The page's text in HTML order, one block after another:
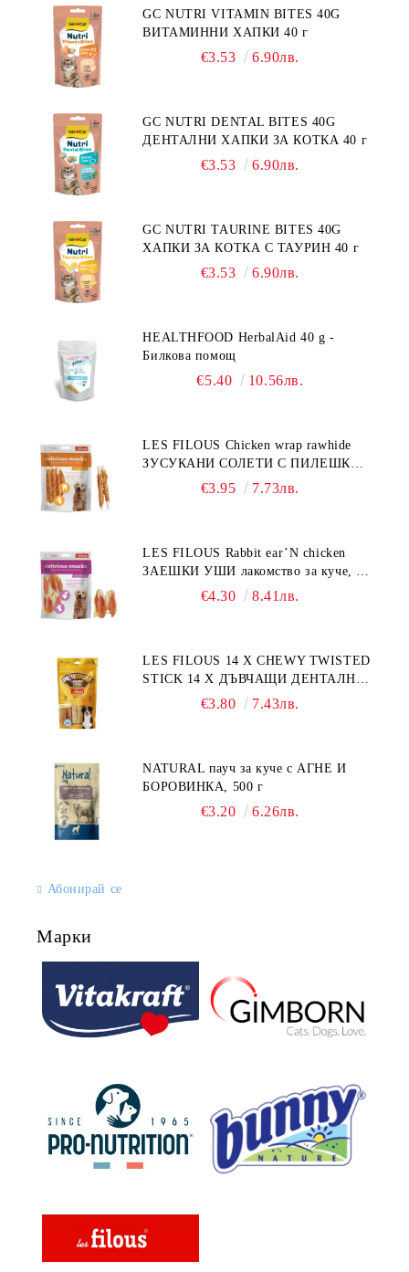
НЕПОНОСИМОСТТА КЪМ НЯКОИ
СЪСТАВКИ И ХРАНИ
GC NUTRI VITAMIN BITES 40G
ВИТАМИННИ ХАПКИ 40 г
€3.53 6.90лв.
GC NUTRI DENTAL BITES 40G
ДЕНТАЛНИ ХАПКИ ЗА КОТКА 40 г
€3.53 6.90лв.
GC NUTRI TAURINE BITES 40G
ХАПКИ ЗА КОТКА С ТАУРИН 40 г
€3.53 6.90лв.
HEALTHFOOD HerbalAid 40 g -
Билкова помощ
€5.40 10.56лв.
LES FILOUS Chicken wrap rawhide
ЗУСУКАНИ СОЛЕТИ С ПИЛЕШКО,
лакомство за куче, 100 г
€3.95 7.73лв.
LES FILOUS Rabbit ear’N chicken
ЗАЕШКИ УШИ лакомство за куче, 50
€4.30 8.41лв.
LES FILOUS 14 X CHEWY TWISTED
STICK 14 X ДЪВЧАЩИ ДЕНТАЛНИ
СОЛЕТИ за куче, УВИТИ
€3.80 7.43лв.
NATURAL пауч за куче с АГНЕ И
БОРОВИНКА, 500 г
€3.20 6.26лв.
Абонирай се
Марки